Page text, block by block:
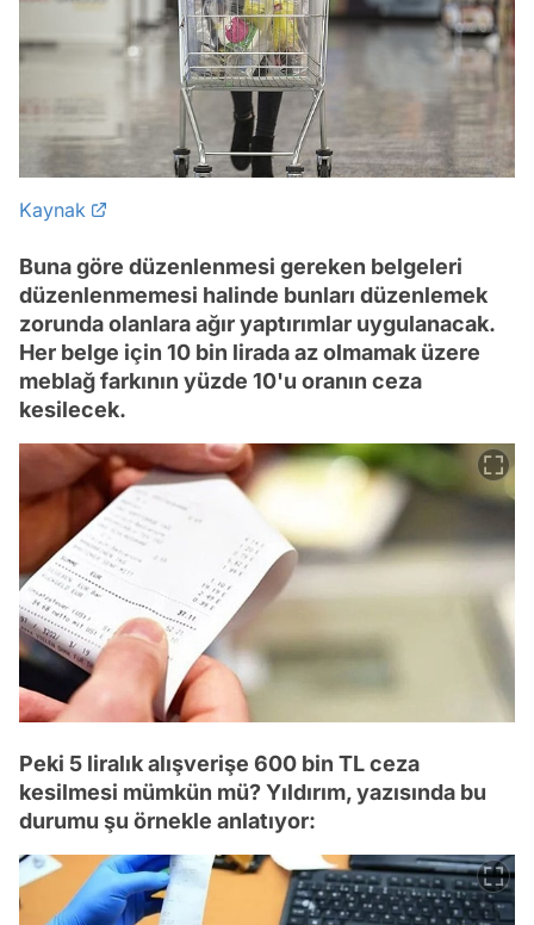
Kaynak
Buna göre düzenlenmesi gereken belgeleri
düzenlenmemesi halinde bunları düzenlemek
zorunda olanlara ağır yaptırımlar uygulanacak.
Her belge için 10 bin lirada az olmamak üzere
meblağ farkının yüzde 10'u oranın ceza
kesilecek.
Peki 5 liralık alışverişe 600 bin TL ceza
kesilmesi mümkün mü? Yıldırım, yazısında bu
durumu şu örnekle anlatıyor: